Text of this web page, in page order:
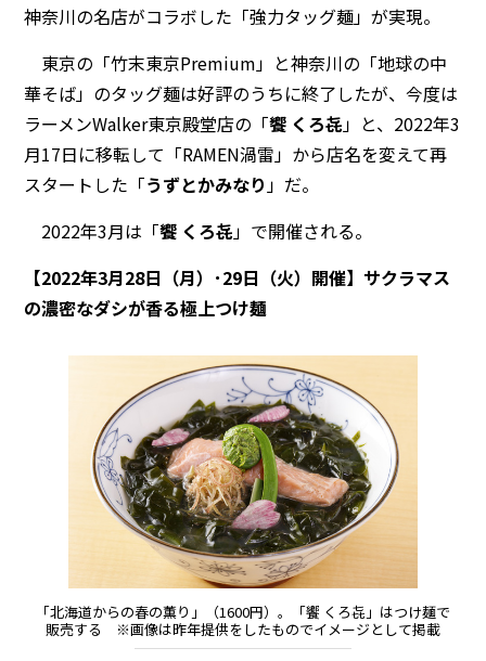
神奈川の名店がコラボした「強力タッグ麺」が実現。
東京の「竹末東京Premium」と神奈川の「地球の中
華そば」のタッグ麺は好評のうちに終了したが、今度は
ラーメンWalker東京殿堂店の「饗 くろ㐂」と、2022年3
月17日に移転して「RAMEN渦雷」から店名を変えて再
スタートした「うずとかみなり」だ。
2022年3月は「饗 くろ㐂」で開催される。
【2022年3月28日（月）･29日（火）開催】サクラマス
の濃密なダシが香る極上つけ麺
「北海道からの春の薫り」（1600円）。「饗 くろ㐂」はつけ麺で
販売する ※画像は昨年提供をしたものでイメージとして掲載